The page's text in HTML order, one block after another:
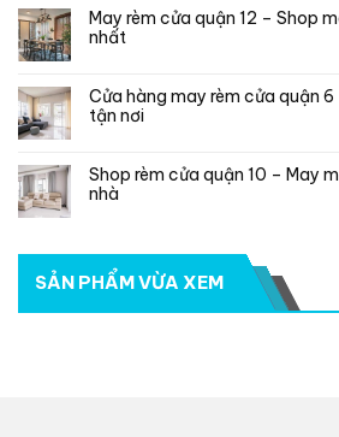
May rèm cửa quận 12 – Shop
nhất
Cửa hàng may rèm cửa quận
tận nơi
Shop rèm cửa quận 10 – May
nhà
SẢN PHẨM VỪA XEM